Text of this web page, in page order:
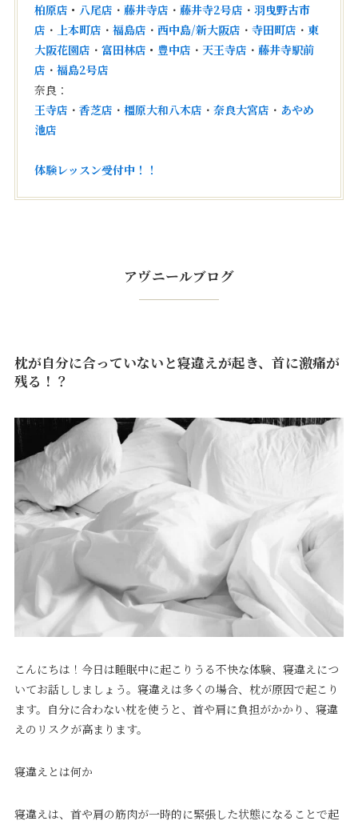
柏原店 ・ 八尾店 ・ 藤井寺店 ・ 藤井寺2号店 ・ 羽曳野古市
店 ・ 上本町店 ・ 福島店 ・ 西中島/新大阪店 ・ 寺田町店 ・ 東
大阪花園店 ・ 富田林店 ・ 豊中店 ・ 天王寺店 ・ 藤井寺駅前
店 ・ 福島2号店
奈良：
王寺店 ・ 香芝店 ・ 橿原大和八木店 ・ 奈良大宮店 ・ あやめ
池店
体験レッスン受付中！！
アヴニールブログ
枕が自分に合っていないと寝違えが起き、首に激痛が
残る！？
こんにちは！今日は睡眠中に起こりうる不快な体験、寝違えにつ
いてお話ししましょう。寝違えは多くの場合、枕が原因で起こり
ます。自分に合わない枕を使うと、首や肩に負担がかかり、寝違
えのリスクが高まります。
寝違えとは何か
寝違えは、首や肩の筋肉が一時的に緊張した状態になることで起